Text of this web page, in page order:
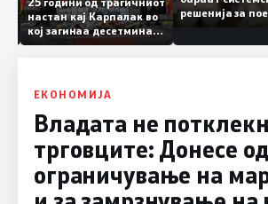
настан кај Карпалак во
кој загинаа десетмина
македонски бранители
решенија за
производство
ЕКОНОМИЈА
Владата не
трговците: Донесе
ограничување на